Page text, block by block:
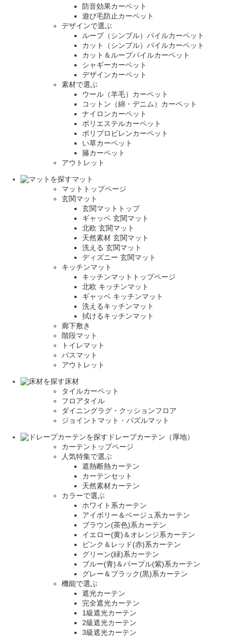
防音効果カーペット
遊び毛防止カーペット
デザインで選ぶ
ループ（シンプル）パイルカーペット
カット（シンプル）パイルカーペット
カット＆ループパイルカーペット
シャギーカーペット
デザインカーペット
素材で選ぶ
ウール（羊毛）カーペット
コットン（綿・デニム）カーペット
ナイロンカーペット
ポリエステルカーペット
ポリプロピレンカーペット
い草カーペット
籐カーペット
アウトレット
マット
マットトップページ
玄関マット
玄関マットトップ
ギャッベ 玄関マット
北欧 玄関マット
天然素材 玄関マット
洗える 玄関マット
ディズニー 玄関マット
キッチンマット
キッチンマットトップページ
北欧 キッチンマット
ギャッベ キッチンマット
洗えるキッチンマット
拭けるキッチンマット
廊下敷き
階段マット
トイレマット
バスマット
アウトレット
床材
タイルカーペット
フロアタイル
ダイニングラグ・クッションフロア
ジョイントマット・パズルマット
ドレープカーテン（厚地）
カーテントップページ
人気特集で選ぶ
遮熱断熱カーテン
カーテンセット
天然素材カーテン
カラーで選ぶ
ホワイト系カーテン
アイボリー＆ベージュ系カーテン
ブラウン(茶色)系カーテン
イエロー(黄)＆オレンジ系カーテン
ピンク＆レッド(赤)系カーテン
グリーン(緑)系カーテン
ブルー(青)＆パープル(紫)系カーテン
グレー＆ブラック(黒)系カーテン
機能で選ぶ
遮光カーテン
完全遮光カーテン
1級遮光カーテン
2級遮光カーテン
3級遮光カーテン